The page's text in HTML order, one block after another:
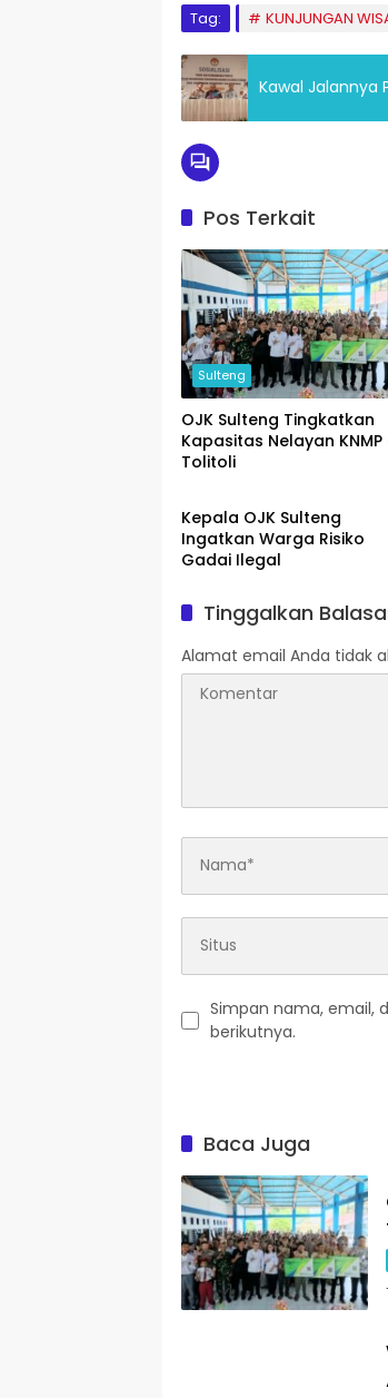
Tag: KUNJUNGAN
Kawal Jalannya
Pos Terkait
Sulteng
OJK Sulteng Tingkatkan
Kapasitas Nelayan KNMP
Tolitoli
Ekonomi
Kepala OJK Sulteng
Ingatkan Warga Risiko
Gadai Ilegal
Tinggalkan
Alamat email Anda tidak
Simpan nama, email,
berikutnya.
Baca Juga